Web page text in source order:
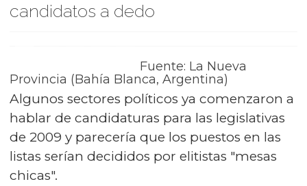
candidatos a dedo
Fuente: La Nueva
Provincia (Bahía Blanca, Argentina)
Algunos sectores políticos ya comenzaron a
hablar de candidaturas para las legislativas
de 2009 y parecería que los puestos en las
listas serían decididos por elitistas "mesas
chicas".